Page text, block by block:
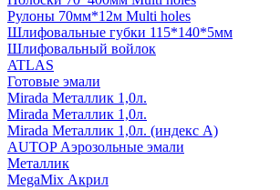
Рулоны 70мм*12м Multi holes
Шлифовальные губки 115*140*5мм
Шлифовальный войлок
ATLAS
Готовые эмали
Mirada Металлик 1,0л.
Mirada Металлик 1,0л.
Mirada Металлик 1,0л. (индекс А)
AUTOP Аэрозольные эмали
Металлик
MegaMix Акрил